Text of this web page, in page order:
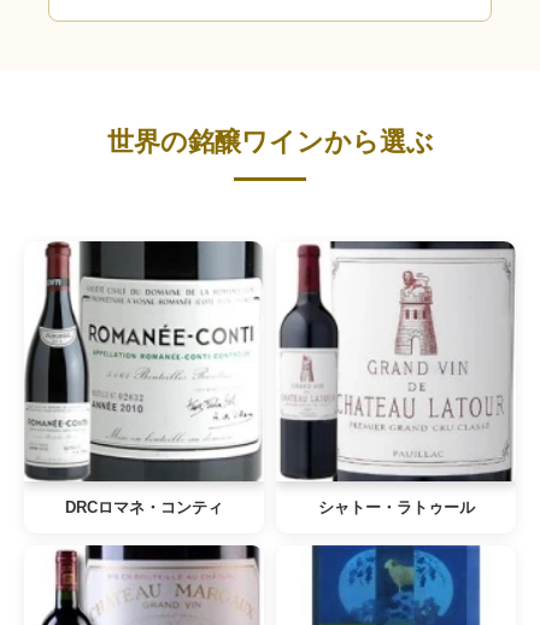
世界の銘醸ワインから選ぶ
DRCロマネ・コンティ シャトー・ラトゥール